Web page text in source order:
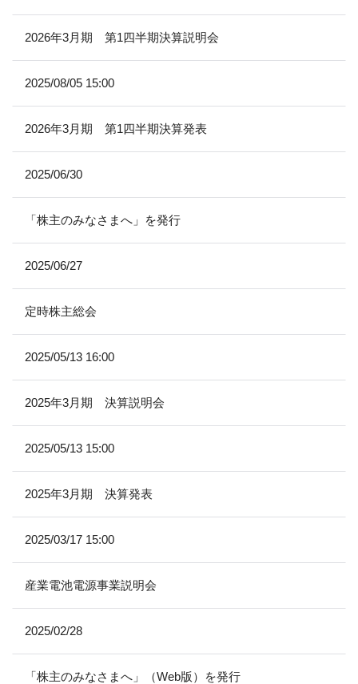
2026年3月期 第1四半期決算説明会
2025/08/05 15:00
2026年3月期 第1四半期決算発表
2025/06/30
「株主のみなさまへ」を発行
2025/06/27
定時株主総会
2025/05/13 16:00
2025年3月期 決算説明会
2025/05/13 15:00
2025年3月期 決算発表
2025/03/17 15:00
産業電池電源事業説明会
2025/02/28
「株主のみなさまへ」（Web版）を発行